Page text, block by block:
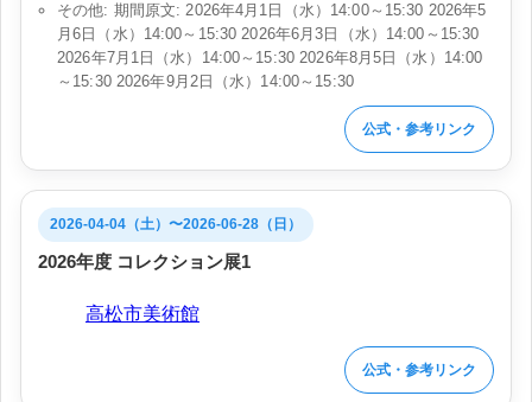
その他: 期間原文: 2026年4月1日（水）14:00～15:30 2026年5
月6日（水）14:00～15:30 2026年6月3日（水）14:00～15:30
2026年7月1日（水）14:00～15:30 2026年8月5日（水）14:00
～15:30 2026年9月2日（水）14:00～15:30
公式・参考リンク
2026-04-04（土）〜2026-06-28（日）
2026年度 コレクション展1
高松市美術館
公式・参考リンク